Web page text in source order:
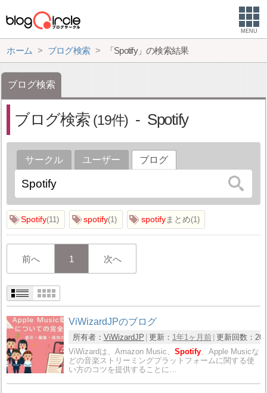
MENU
ホーム ブログ検索 「Spotify」の検索結果
ブログ検索
ブログ検索 19 Spotify
サークル ユーザー ブログ
Spotify 11 spotify 1 spotifyまとめ 1
前へ 1 次へ
ViWizardJPのブログ
所有者： ViWizardJP 更新： 1年1ヶ月前 更新回数： 20
ViWizardは、Amazon Music、Spotify 、Apple Musicな
どの音楽ストリーミングプラットフォームに関する使
い方のコツを提供することに…